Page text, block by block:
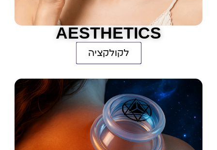
AESTHETICS
לקולקציה